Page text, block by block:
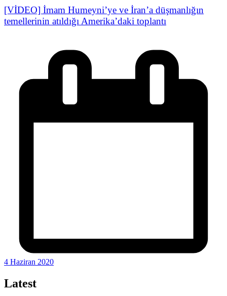
[VİDEO] İmam Humeyni’ye ve İran’a düşmanlığın
temellerinin atıldığı Amerika’daki toplantı
4 Haziran 2020
Latest